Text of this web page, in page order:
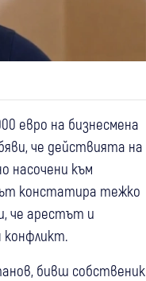
евро на бизнесмена
че действията на
насочени към
констатира тежко
че арестът и
конфликт.
бивш собственик